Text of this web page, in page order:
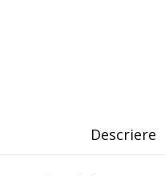
Descriere